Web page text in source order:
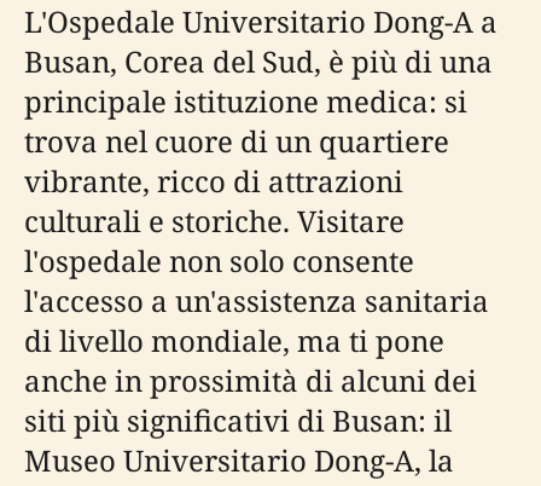
L'Ospedale Universitario Dong-A a
Busan, Corea del Sud, è più di una
principale istituzione medica: si
trova nel cuore di un quartiere
vibrante, ricco di attrazioni
culturali e storiche. Visitare
l'ospedale non solo consente
l'accesso a un'assistenza sanitaria
di livello mondiale, ma ti pone
anche in prossimità di alcuni dei
siti più significativi di Busan: il
Museo Universitario Dong-A, la